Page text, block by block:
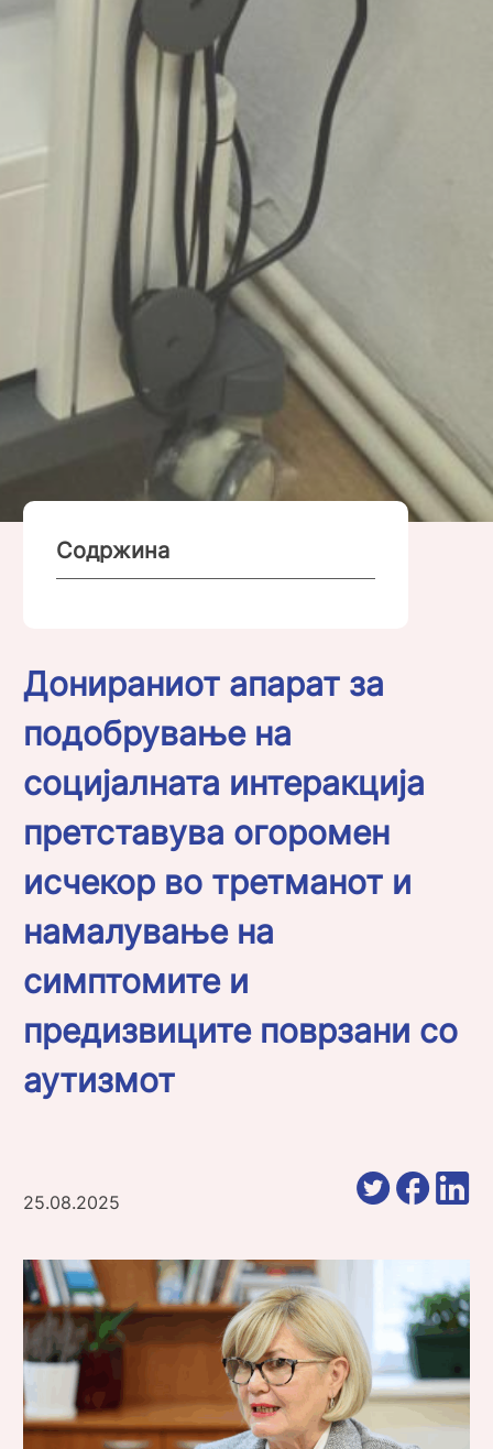
Содржина
Донираниот апарат за
подобрување на
социјалната интеракција
претставува огоромен
исчекор во третманот и
намалување на
симптомите и
предизвиците поврзани со
аутизмот
25.08.2025